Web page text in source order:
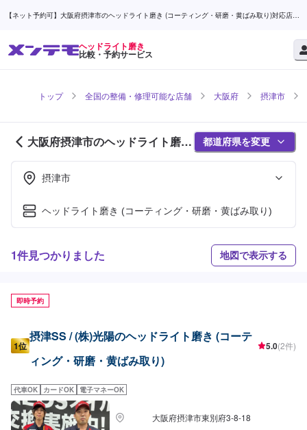
【ネット予約可】大阪府摂津市のヘッドライト磨き (コーティング・研磨・黄ばみ取り)対応店舗
ヘッドライト磨き
比較・予約サービス
トップ 全国の整備・修理可能な店舗 大阪府 摂津市
大阪府摂津市のヘッドライト磨き
対応店舗紹介 (1ページ目)
都道府県を変更
摂津市
ヘッドライト磨き (コーティング・研磨・黄ばみ取り)
1件見つかりました 地図で表示する
即時予約
1位
摂津SS / (株)光陽のヘッドライト磨き (コーテ
ィング・研磨・黄ばみ取り)
5.0(2件)
代車OK カードOK 電子マネーOK
大阪府摂津市東別府3-8-18